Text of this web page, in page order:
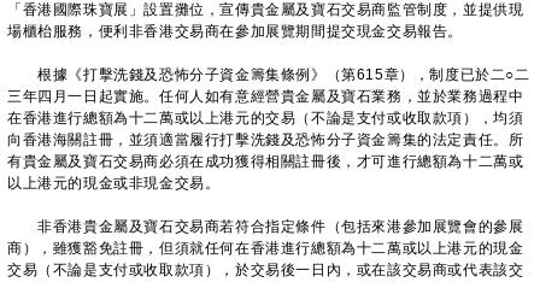
「香港國際珠寶展」設置攤位，宣傳貴金屬及寶石交易商監管制度，並提供現
場櫃枱服務，便利非香港交易商在參加展覽期間提交現金交易報告。
根據《打擊洗錢及恐怖分子資金籌集條例》（第615章），制度已於二○二
三年四月一日起實施。任何人如有意經營貴金屬及寶石業務，並於業務過程中
在香港進行總額為十二萬或以上港元的交易（不論是支付或收取款項），均須
向香港海關註冊，並須適當履行打擊洗錢及恐怖分子資金籌集的法定責任。所
有貴金屬及寶石交易商必須在成功獲得相關註冊後，才可進行總額為十二萬或
以上港元的現金或非現金交易。
非香港貴金屬及寶石交易商若符合指定條件（包括來港參加展覽會的參展
商），雖獲豁免註冊，但須就任何在香港進行總額為十二萬或以上港元的現金
交易（不論是支付或收取款項），於交易後一日內，或在該交易商或代表該交